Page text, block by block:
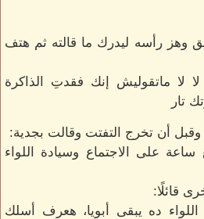
وهز رأسه ليدرك ما قالته ثم هتف
لا ماتقوليش إنك فقدتِ الذاكرة
تار
أن تخرج التفتت وقالت بجدية:
على الاجتماع وسيادة اللواء
قائلًا:
ده يبقى أبويا، هعرف أسلك